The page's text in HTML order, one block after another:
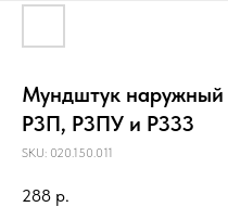
Мундштук
Р3П, Р3ПУ и Р333
SKU: 020.150.011
288 р.